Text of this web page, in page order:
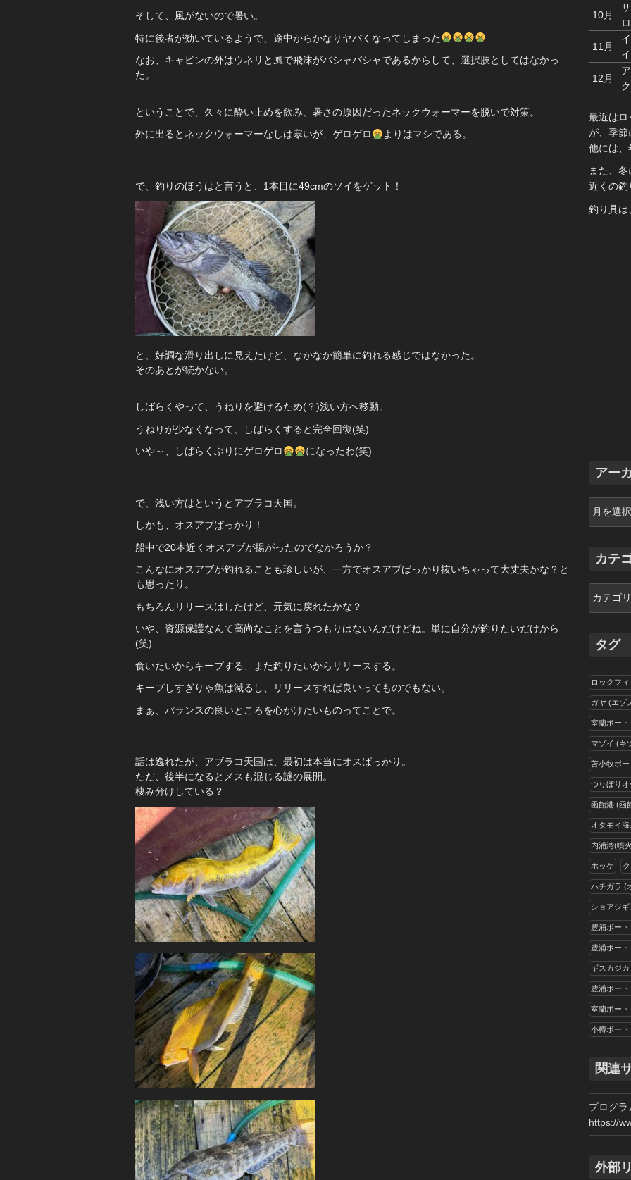
そして、風がないので暑い。
特に後者が効いているようで、途中からかなりヤバくなってしまった
なお、キャビンの外はウネリと風で飛沫がバシャバシャであるからして、選択肢としてはなかっ
た。
ということで、久々に酔い止めを飲み、暑さの原因だったネックウォーマーを脱いで対策。
外に出るとネックウォーマーなしは寒いが、ゲロゲロ
よりはマシである。
で、釣りのほうはと言うと、1本目に49cmのソイをゲット！
と、好調な滑り出しに見えたけど、なかなか簡単に釣れる感じではなかった。
そのあとが続かない。
しばらくやって、うねりを避けるため(？)浅い方へ移動。
うねりが少なくなって、しばらくすると完全回復(笑)
いや～、しばらくぶりにゲロゲロ
になったわ(笑)
で、浅い方はというとアブラコ天国。
しかも、オスアブばっかり！
船中で20本近くオスアブが揚がったのでなかろうか？
こんなにオスアブが釣れることも珍しいが、一方でオスアブばっかり抜いちゃって大丈夫かな？と
も思ったり。
もちろんリリースはしたけど、元気に戻れたかな？
いや、資源保護なんて高尚なことを言うつもりはないんだけどね。単に自分が釣りたいだけから
(笑)
食いたいからキープする、また釣りたいからリリースする。
キープしすぎりゃ魚は減るし、リリースすれば良いってものでもない。
まぁ、バランスの良いところを心がけたいものってことで。
話は逸れたが、アブラコ天国は、最初は本当にオスばっかり。
ただ、後半になるとメスも混じる謎の展開。
棲み分けしている？
10月
11月
12月
最近はロ
が、季節
他には、
また、
近くの釣
釣り具は
アー
ー
ブ
カテ
ー
タグ
ロックフ
ガヤ (エゾ
室蘭ボー
マゾイ (キ
苫小牧ボ
つりぼり
函館港 (函
オタモイ
内浦湾(噴
ホッケ
ハチガラ (
ショアジ
豊浦ボー
豊浦ボー
ギスカジ
豊浦ボー
室蘭ボー
小樽ボー
関連
プログ
https://
外部